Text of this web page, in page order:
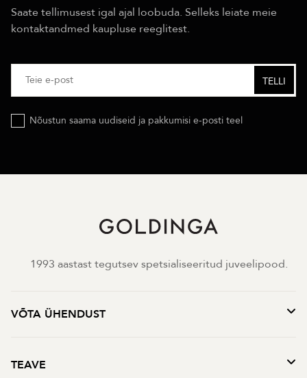
Saate tellimusest igal ajal loobuda. Selleks leiate meie
kontaktandmed kaupluse reeglitest.
Nõustun saama uudiseid ja pakkumisi e-posti teel
1993 aastast tegutsev spetsialiseeritud juveelipood.
VÕTA ÜHENDUST
TEAVE